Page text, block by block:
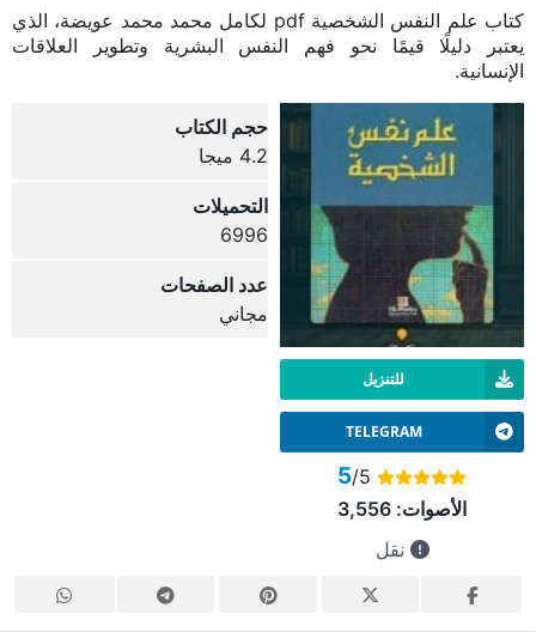
كتاب علم النفس الشخصية pdf لكامل محمد محمد عويضة، الذي
يعتبر دليلًا قيمًا نحو فهم النفس البشرية وتطوير العلاقات
الإنسانية.
للتنزيل
TELEGRAM
5/5
الأصوات: 3,556
نقل
حجم الكتاب
4.2 ميجا
التحميلات
6996
عدد الصفحات
مجاني